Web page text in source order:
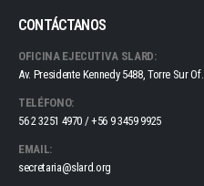
CONTÁCTANOS
OFICINA EJECUTIVA SLARD:
Av. Presidente Kennedy 5488, Torre Sur
TELÉFONO:
56 2 3251 4970 / +56 9 3459 9925
EMAIL:
secretaria@slard.org